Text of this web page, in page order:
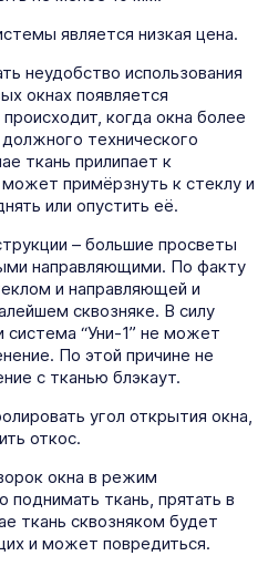
является низкая цена.
неудобство использования
окнах появляется
когда окна более
технического
ткань прилипает к
примёрзнуть к стеклу и
или опустить её.
– большие просветы
направляющими. По факту
и направляющей и
сквозняке. В силу
система “Уни-1” не может
По этой причине не
с тканью блэкаут.
угол открытия окна,
откос.
окна в режим
поднимать ткань, прятать в
ткань сквозняком будет
и может повредиться.